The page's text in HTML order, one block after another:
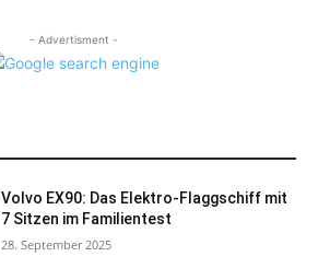
- Advertisment -
Volvo EX90: Das Elektro-Flaggschiff mit
7 Sitzen im Familientest
28. September 2025